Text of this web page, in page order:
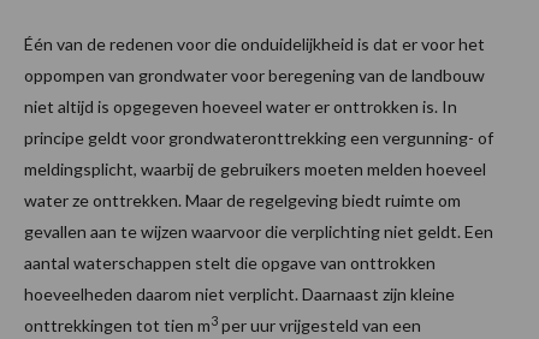
Één van de redenen voor die onduidelijkheid is dat er voor het
oppompen van grondwater voor beregening van de landbouw
niet altijd is opgegeven hoeveel water er onttrokken is. In
principe geldt voor grondwateronttrekking een vergunning- of
meldingsplicht, waarbij de gebruikers moeten melden hoeveel
water ze onttrekken. Maar de regelgeving biedt ruimte om
gevallen aan te wijzen waarvoor die verplichting niet geldt. Een
aantal waterschappen stelt die opgave van onttrokken
hoeveelheden daarom niet verplicht. Daarnaast zijn kleine
onttrekkingen tot tien m3 per uur vrijgesteld van een